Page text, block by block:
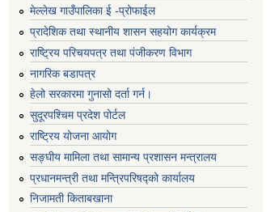
मेल्लेख गाउँपालिका ई -प्रोफाईल
प्रादेशिक तथा स्थानीय शासन सहयोग कार्यक्रम
राष्ट्रिय परिचयपत्र तथा पंजीकरण विभाग
नागरिक बडापत्र
हेलो सरकारमा गुनासो दर्ता गर्न।
सुदूरपश्चिम प्रदेश पोर्टल
राष्ट्रिय योजना आयोग
सङ्‍घीय मामिला तथा सामान्य प्रशासन मन्त्रालय
प्रधानमन्त्री तथा मन्त्रिपरिषद्को कार्यालय
निजामती किताबखाना